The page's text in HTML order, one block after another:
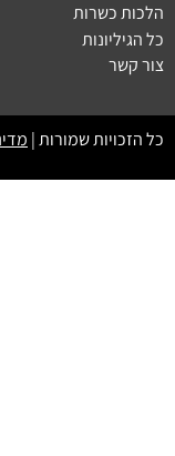
הלכות כשרות
כל הגיליונות
צור קשר
כל הזכויות שמורות |